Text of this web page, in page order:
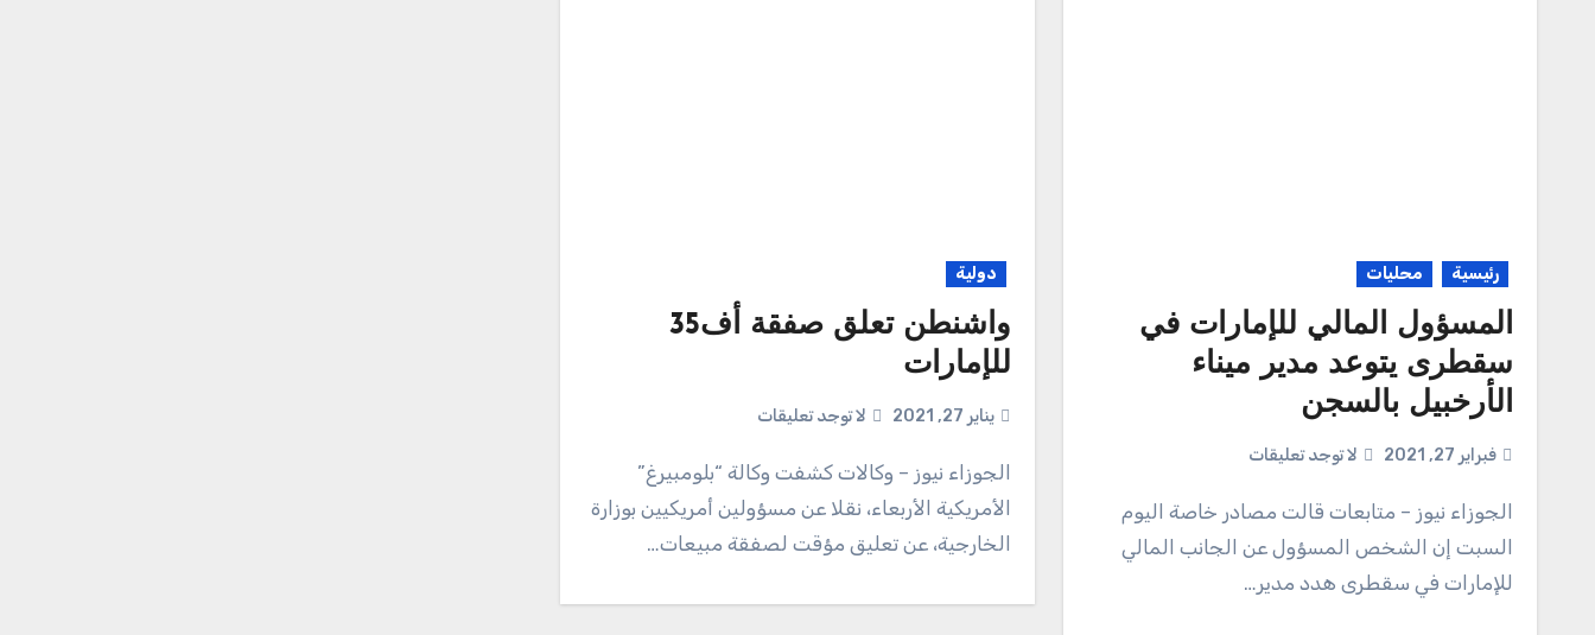
رئيسية محليات
المسؤول المالي للإمارات في
سقطرى يتوعد مدير ميناء
الأرخبيل بالسجن
فبراير 27, 2021 لا توجد تعليقات
السبت إن الشخص المسؤول عن الجانب المالي
للإمارات في سقطرى هدد مدير…
دولية
واشنطن تعلق صفقة أف35
للإمارات
يناير 27, 2021 لا توجد تعليقات
الأمريكية الأربعاء، نقلا عن مسؤولين أمريكيين بوزارة
الخارجية، عن تعليق مؤقت لصفقة مبيعات…